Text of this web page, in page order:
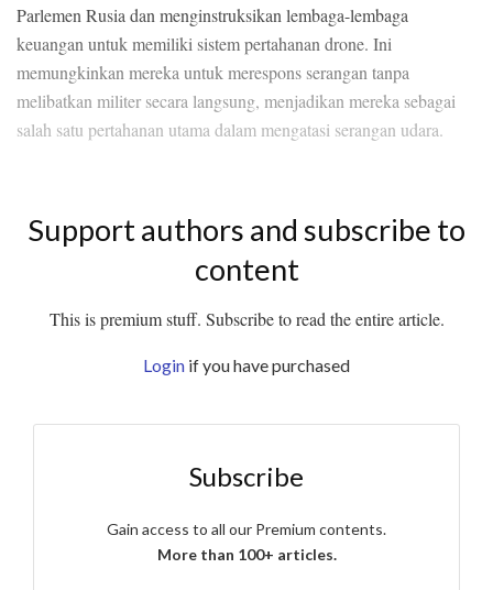
Parlemen Rusia dan menginstruksikan lembaga-lembaga
keuangan untuk memiliki sistem pertahanan drone. Ini
memungkinkan mereka untuk merespons serangan tanpa
melibatkan militer secara langsung, menjadikan mereka sebagai
salah satu pertahanan utama dalam mengatasi serangan udara.
Support authors and subscribe to
content
This is premium stuff. Subscribe to read the entire article.
Login if you have purchased
Subscribe
Gain access to all our Premium contents.
More than 100+ articles.